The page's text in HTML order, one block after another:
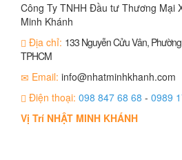
Công Ty TNHH Đầu tư Thương Mại
Minh Khánh
Địa chỉ: 133 Nguyễn Cửu Vân,
TPHCM
Email: info@nhatminhkhanh.com
Điện thoại: 098 847 68 68 - 0989
Vị Trí NHẬT MINH KHÁNH